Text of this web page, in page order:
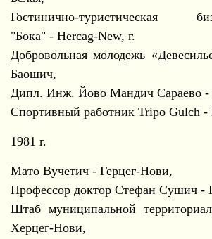
Гостинично-туристическая
"Бока" - Hercag-New, г.
Добровольная молодежь
Баошич,
Дипл. Инж. Йово Мандич Сараево -
Спортивный работник Tripo Gulch -
1981 г.
Мато Вучетич - Герцег-Нови,
Профессор доктор Стефан Сушич -
Штаб муниципальной
Херцег-Нови,